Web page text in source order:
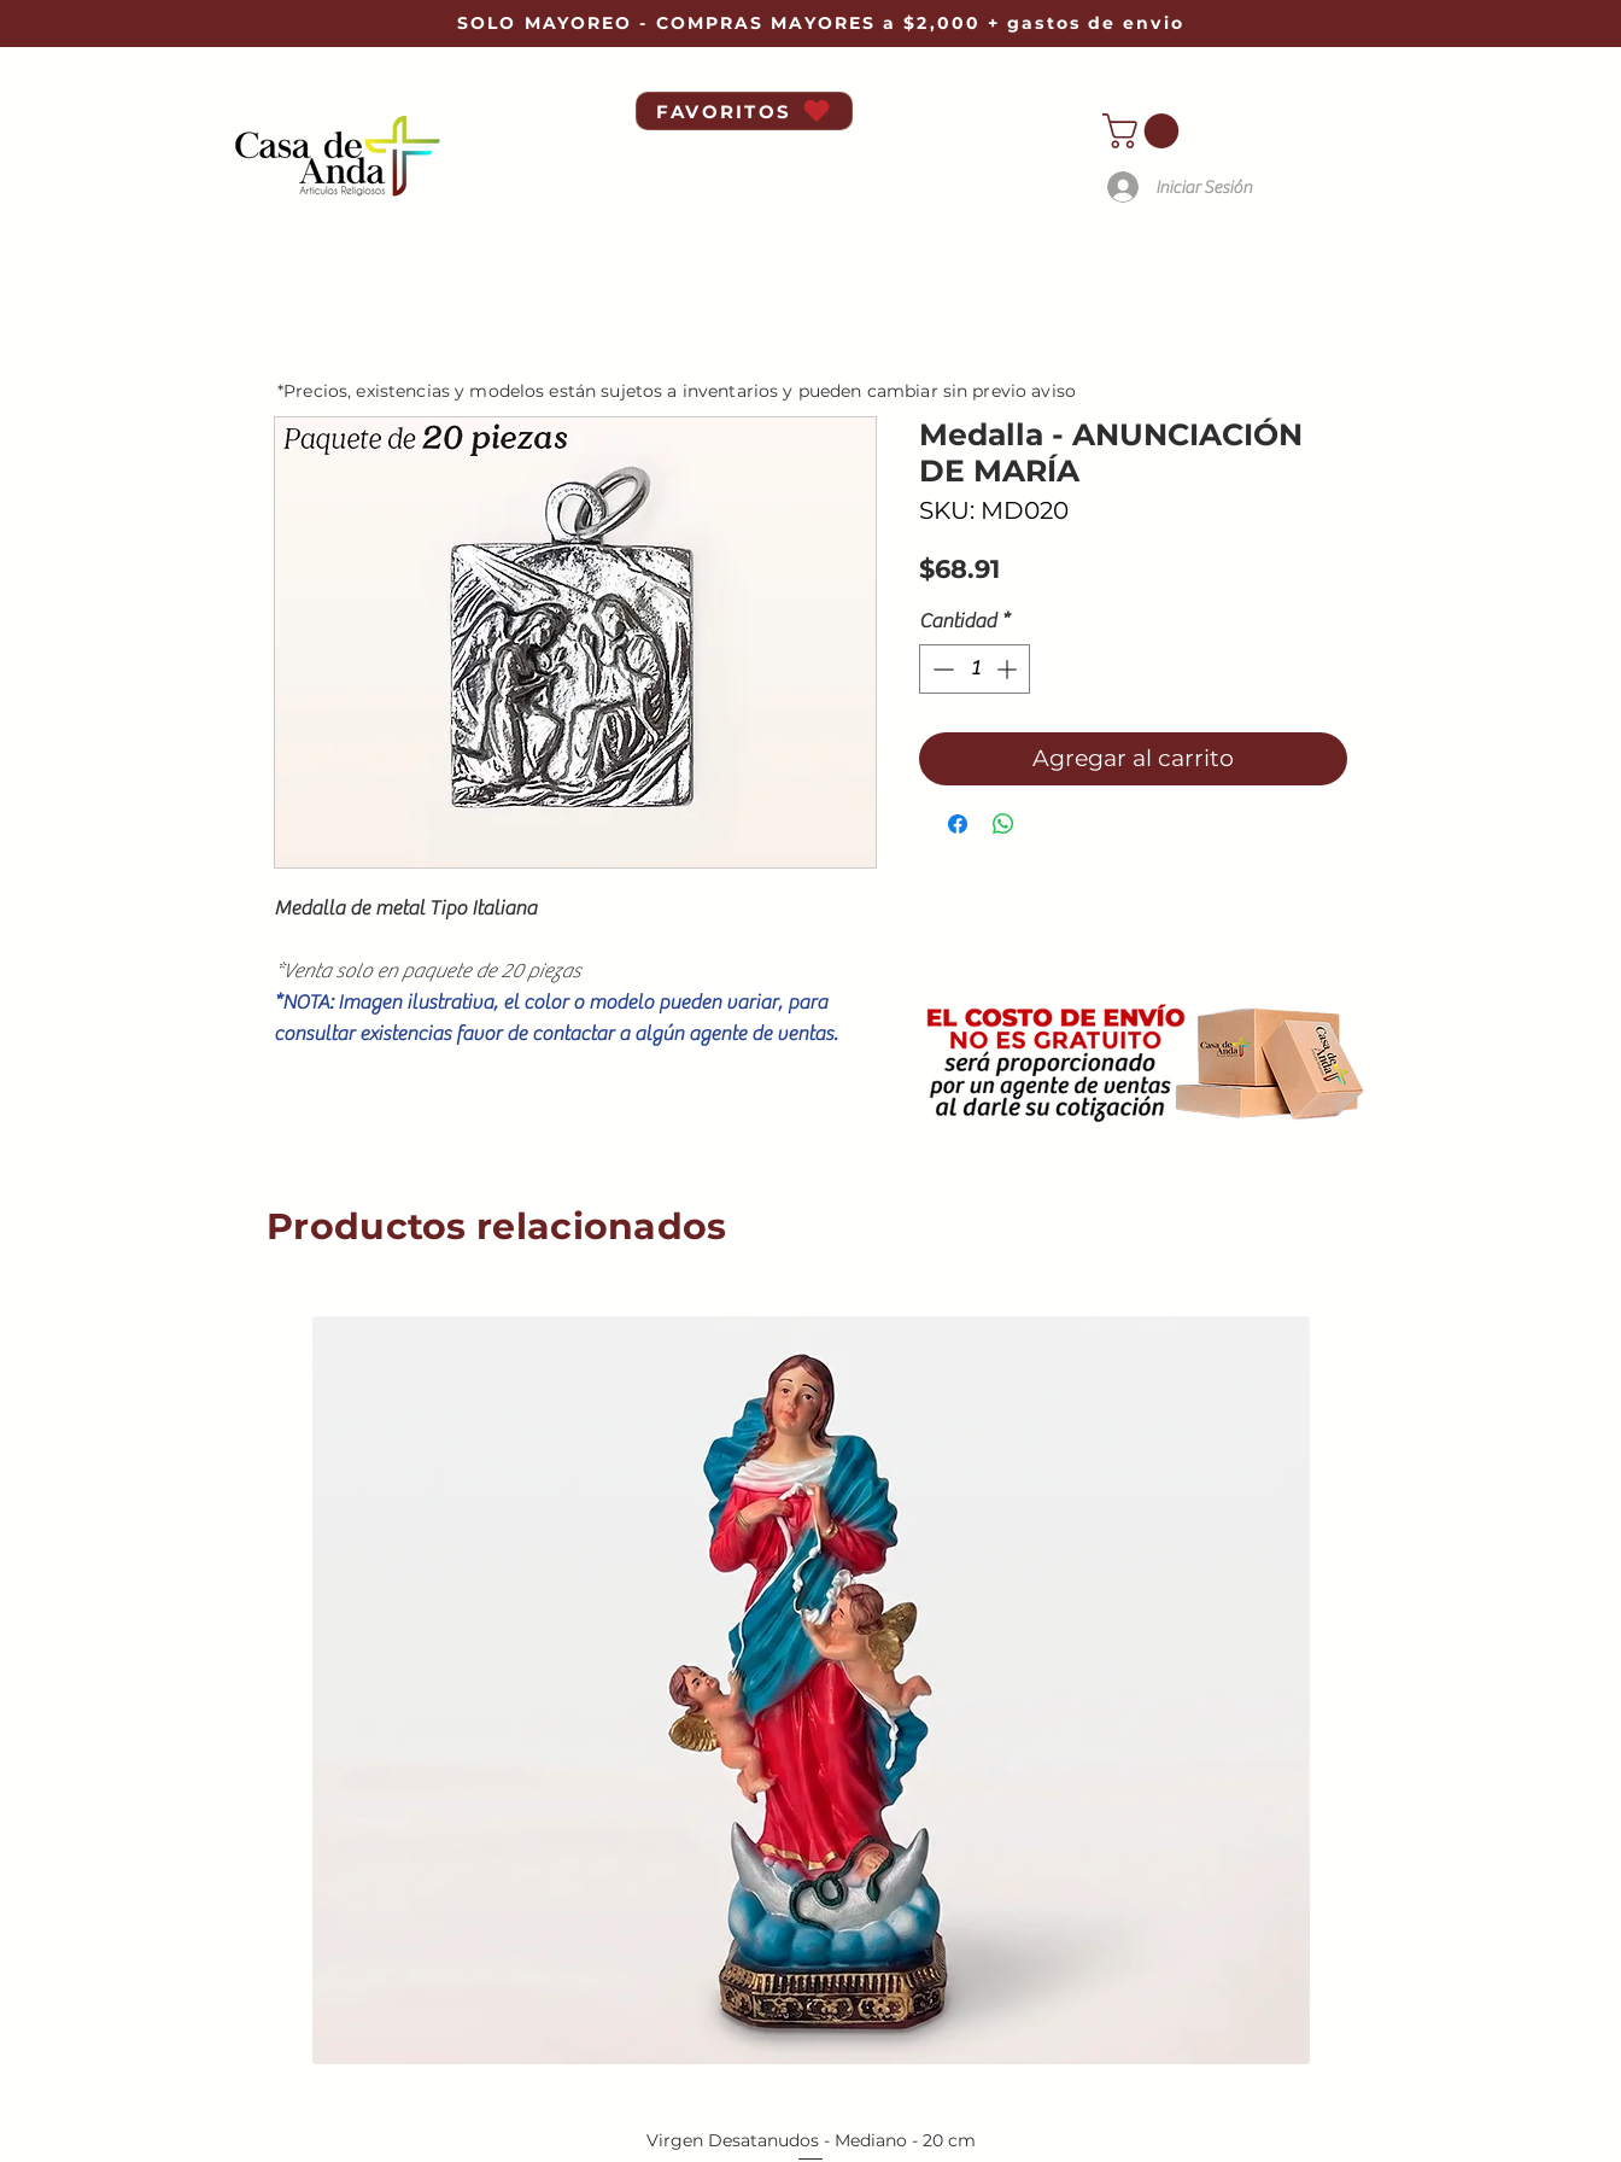
SOLO MAYOREO - COMPRAS MAYORES a $2,000 + gastos de envio
FAVORITOS
Iniciar Sesión
Medalla de metal Tipo Italiana
*Venta solo en paquete de 20 piezas
*NOTA: Imagen ilustrativa, el color o modelo pueden variar, para
consultar existencias favor de contactar a algún agente de ventas.
Medalla - ANUNCIACIÓN
DE MARÍA
SKU: MD020
$68.91
Cantidad *
Agregar al carrito
*Precios, existencias y modelos están sujetos a inventarios y pueden cambiar sin previo aviso
Productos relacionados
Vista rápida
Virgen Desatanudos - Mediano - 20 cm